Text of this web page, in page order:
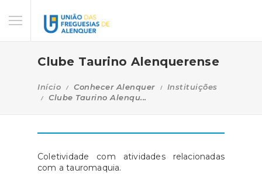
Clube Taurino Alenquerense
Início Conhecer Alenquer
Instituições
Clube Taurino Alenqu...
Coletividade com atividades relacionadas
com a tauromaquia.